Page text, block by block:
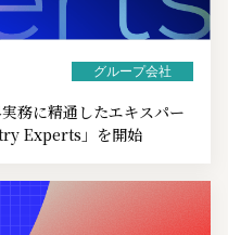
グループ会社
務に精通したエキスパー
Experts」を開始